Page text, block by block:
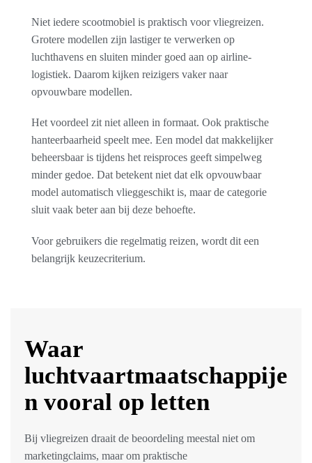
Niet iedere scootmobiel is praktisch voor vliegreizen.
Grotere modellen zijn lastiger te verwerken op
luchthavens en sluiten minder goed aan op airline-
logistiek. Daarom kijken reizigers vaker naar
opvouwbare modellen.
Het voordeel zit niet alleen in formaat. Ook praktische
hanteerbaarheid speelt mee. Een model dat makkelijker
beheersbaar is tijdens het reisproces geeft simpelweg
minder gedoe. Dat betekent niet dat elk opvouwbaar
model automatisch vlieggeschikt is, maar de categorie
sluit vaak beter aan bij deze behoefte.
Voor gebruikers die regelmatig reizen, wordt dit een
belangrijk keuzecriterium.
Waar
luchtvaartmaatschappije
n vooral op letten
Bij vliegreizen draait de beoordeling meestal niet om
marketingclaims, maar om praktische